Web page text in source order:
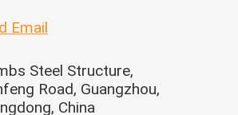
Email
Steel Structure,
Road, Guangzhou,
China